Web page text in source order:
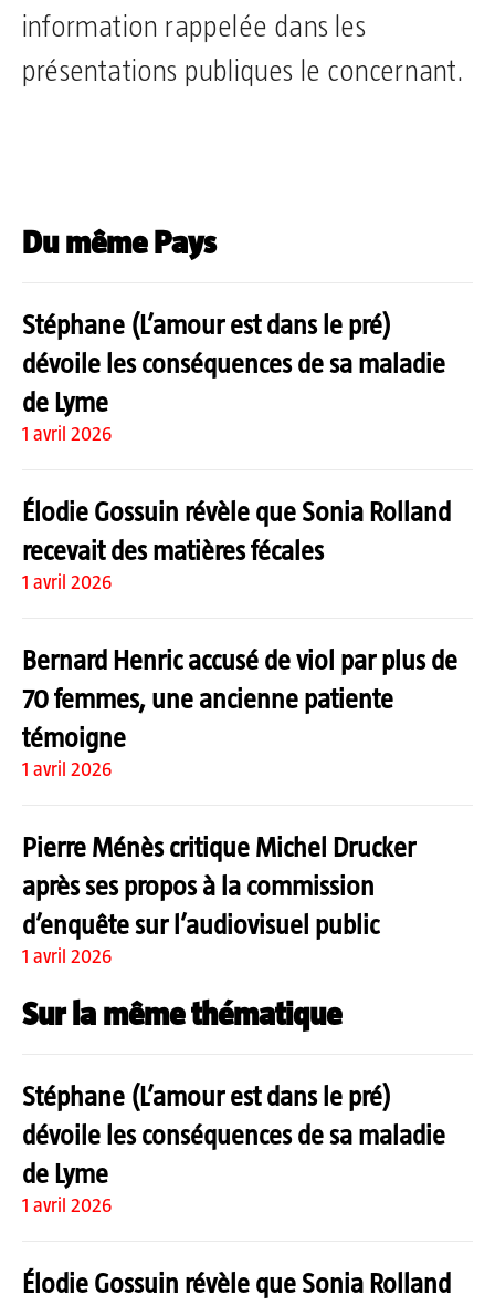
information rappelée dans les
présentations publiques le concernant.
Du même Pays
Stéphane (L’amour est dans le pré)
dévoile les conséquences de sa maladie
de Lyme
1 avril 2026
Élodie Gossuin révèle que Sonia Rolland
recevait des matières fécales
1 avril 2026
Bernard Henric accusé de viol par plus de
70 femmes, une ancienne patiente
témoigne
1 avril 2026
Pierre Ménès critique Michel Drucker
après ses propos à la commission
d’enquête sur l’audiovisuel public
1 avril 2026
Sur la même thématique
Stéphane (L’amour est dans le pré)
dévoile les conséquences de sa maladie
de Lyme
1 avril 2026
Élodie Gossuin révèle que Sonia Rolland